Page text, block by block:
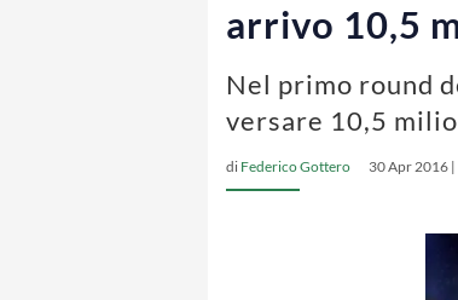
arrivo 10,5
Nel primo round
versare 10,5
di Federico Gottero 30 Apr 2016